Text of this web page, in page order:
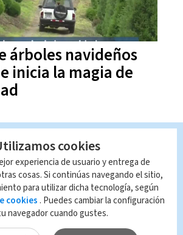
árboles navideños
inicia la magia de
cookies
experiencia de usuario y entrega de
cosas. Si continúas navegando el sitio,
para utilizar dicha tecnología, según
cookies . Puedes cambiar la configuración
navegador cuando gustes.